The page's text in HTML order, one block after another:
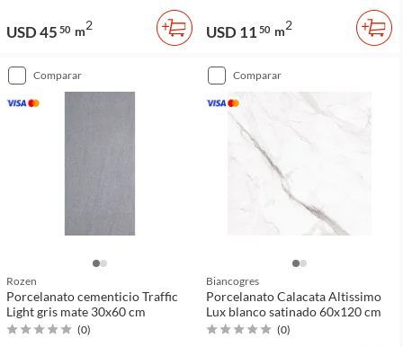
USD 45 50 m2 USD 11 50 m2
comparar
Rozen
Porcelanato cementicio Traffic
Light gris mate 30x60 cm
(0)
comparar
Biancogres
Porcelanato Calacata Altissimo
Lux blanco satinado 60x120 cm
(0)